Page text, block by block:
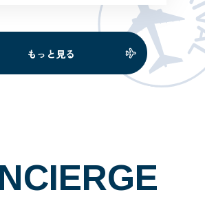
ナーな観光地でしたが、しっかりと
手配いただきました。 当初ぼんやり
としかプランしか考えていなかった
のですが、コンシェルジュの方 […]
もっと見る